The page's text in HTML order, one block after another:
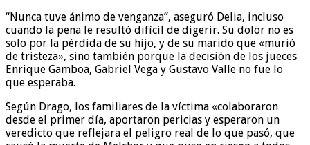
“Nunca tuve ánimo de venganza”, aseguró Delia, incluso
cuando la pena le resultó difícil de digerir. Su dolor no es
solo por la pérdida de su hijo, y de su marido que «murió
de tristeza», sino también porque la decisión de los jueces
Enrique Gamboa, Gabriel Vega y Gustavo Valle no fue lo
que esperaba.
Según Drago, los familiares de la víctima «colaboraron
desde el primer día, aportaron pericias y esperaron un
veredicto que reflejara el peligro real de lo que pasó, que